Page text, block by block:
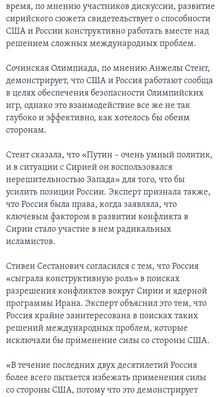
время, по мнению участников дискуссии, развитие
сирийского сюжета свидетельствует о способности
США и России конструктивно работать вместе над
решением сложных международных проблем.
Сочинская Олимпиада, по мнению Анжелы Стент,
демонстрирует, что США и Россия работают сообща
в целях обеспечения безопасности Олимпийских
игр, однако это взаимодействие все же не так
глубоко и эффективно, как хотелось бы обеим
сторонам.
Стент сказала, что «Путин – очень умный политик,
и в ситуации с Сирией он воспользовался
нерешительностью Запада» для того, что бы
усилить позиции России. Эксперт признала также,
что Россия была права, когда заявляла, что
ключевым фактором в развитии конфликта в
Сирии стало участие в нем радикальных
исламистов.
Стивен Сестанович согласился с тем, что Россия
«сыграла конструктивную роль» в поисках
разрешения конфликтов вокруг Сирии и ядерной
программы Ирана. Эксперт объяснил это тем, что
Россия крайне заинтересована в поисках таких
решений международных проблем, которые
исключали бы применение силы со стороны США.
«В течение последних двух десятилетий Россия
более всего пытается избежать применения силы
со стороны США, потому что это демонстрирует